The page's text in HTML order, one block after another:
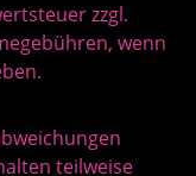
zzgl.
wenn
teilweise